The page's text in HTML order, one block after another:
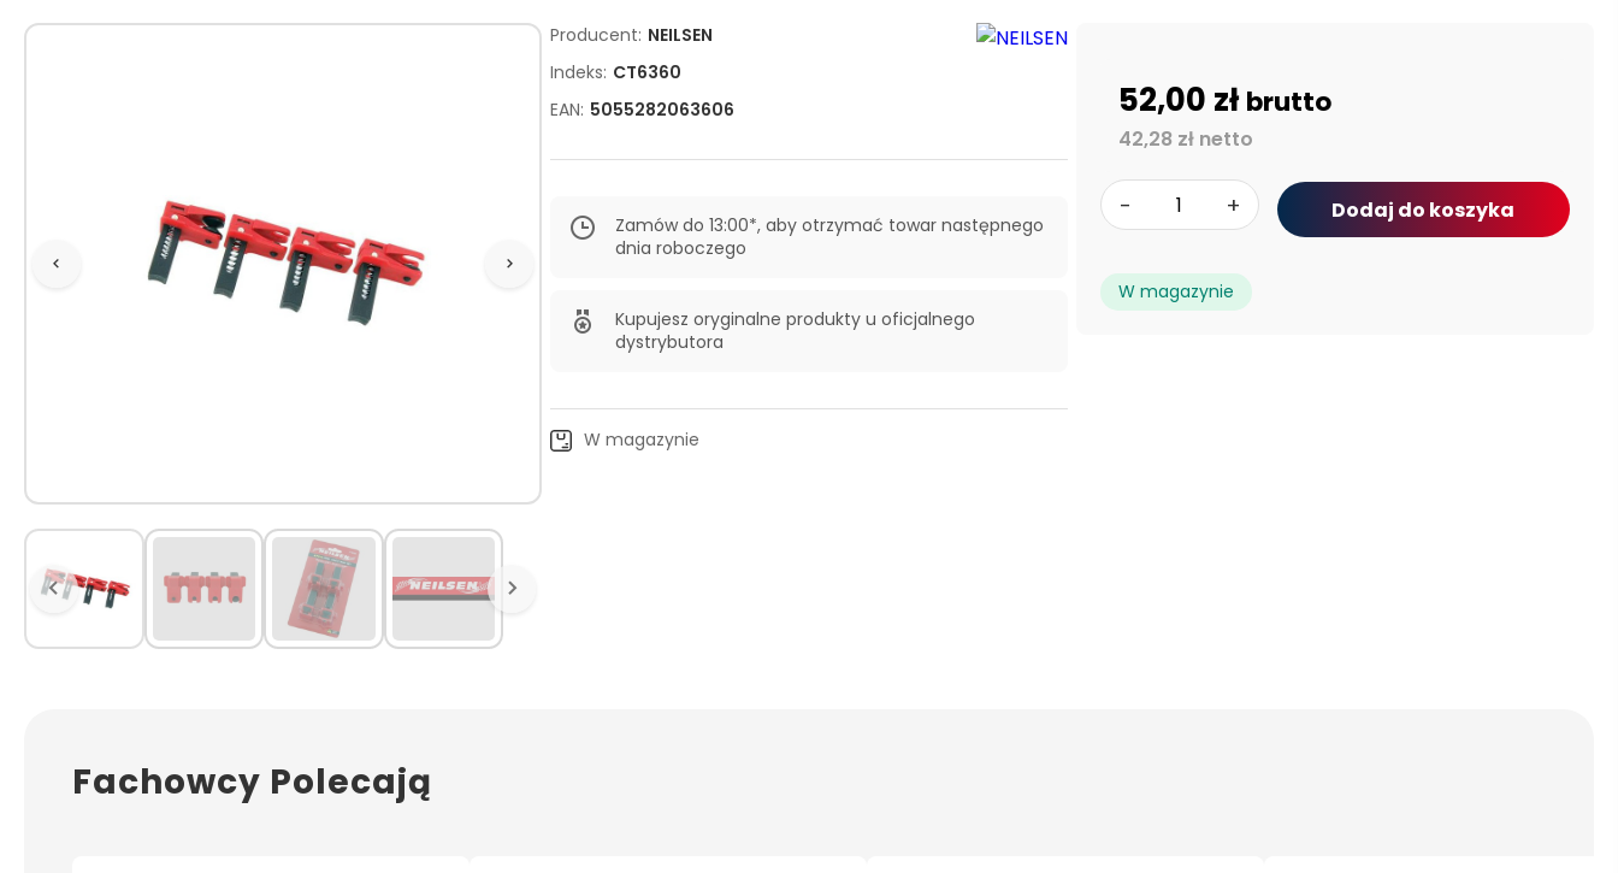
Producent: NEILSEN
Indeks: CT6360
EAN: 5055282063606
Zamów do 13:00*, aby otrzymać towar następnego
dnia roboczego
Kupujesz oryginalne produkty u oficjalnego
dystrybutora
W magazynie
52,00 złbrutto
42,28 zł netto
- + Dodaj do koszyka
W magazynie
Fachowcy Polecają